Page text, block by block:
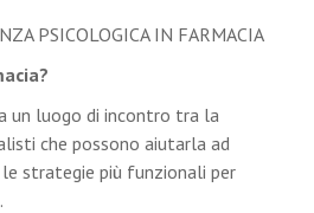
PSICOLOGICA IN FARMACIA
un luogo di incontro tra la
che possono aiutarla ad
strategie più funzionali per